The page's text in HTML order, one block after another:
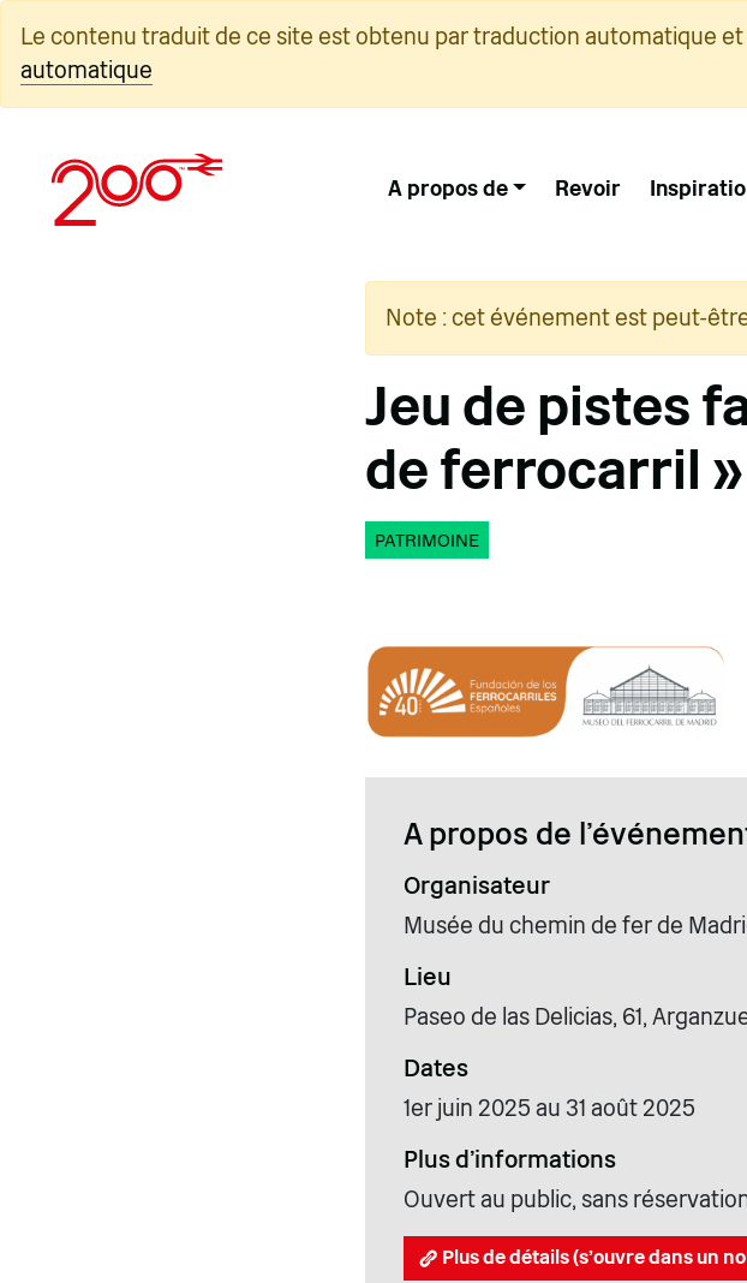
content
Le contenu traduit de ce site est obtenu par traduction automatique
automatique
A propos de Revoir
Note : cet événement est peut-
Jeu de pistes
de ferrocarril »
PATRIMOINE
A propos de
Organisateur
Musée du chemin de fer de
Lieu
Paseo de las Delicias, 61,
Dates
1er juin 2025 au 31 août 2025
Plus d'informations
Ouvert au public, sans
Plus de détails (s'ouvre dans un